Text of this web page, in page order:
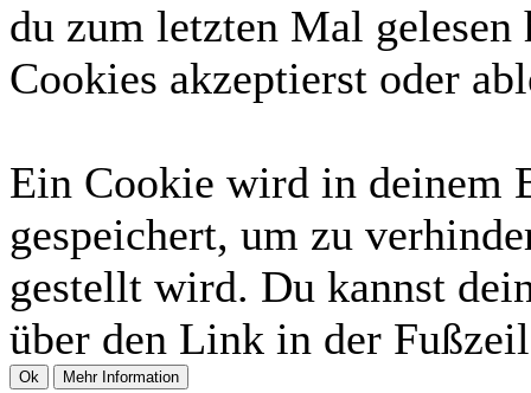
du zum letzten Mal gelesen
Cookies akzeptierst oder
Ein Cookie wird in deinem
gespeichert, um zu
gestellt wird. Du kannst
über den Link in der